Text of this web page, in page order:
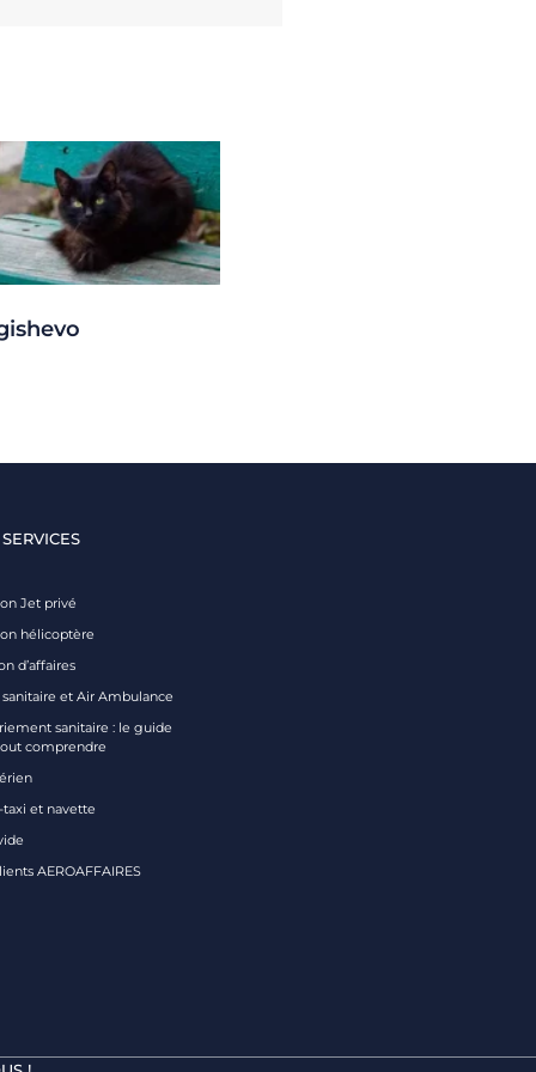
Jet privé
hélicoptère
d’affaires
et Air Ambulance
sanitaire : le guide
comprendre
taxi et navette
AEROAFFAIRES